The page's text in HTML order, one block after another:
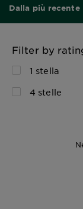
Dalla più recente
Filter by
1 stella
4 stelle